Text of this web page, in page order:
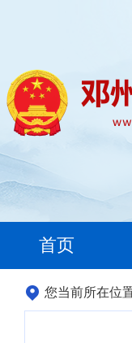
首页
您当前所在位